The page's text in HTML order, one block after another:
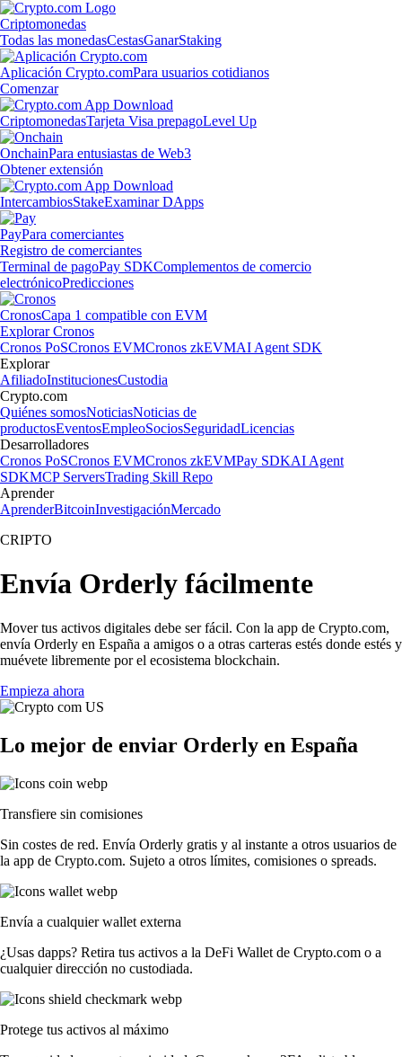
Criptomonedas
Todas las monedasCestasGanarStaking
Aplicación Crypto.comPara usuarios cotidianos
Comenzar
CriptomonedasTarjeta Visa prepagoLevel Up
OnchainPara entusiastas de Web3
Obtener extensión
IntercambiosStakeExaminar DApps
PayPara comerciantes
Registro de comerciantes
Terminal de pagoPay SDKComplementos de comercio
electrónicoPredicciones
CronosCapa 1 compatible con EVM
Explorar Cronos
Cronos PoSCronos EVMCronos zkEVMAI Agent SDK
Explorar
AfiliadoInstitucionesCustodia
Crypto.com
Quiénes somosNoticiasNoticias de
productosEventosEmpleoSociosSeguridadLicencias
Desarrolladores
Cronos PoSCronos EVMCronos zkEVMPay SDKAI Agent
SDKMCP ServersTrading Skill Repo
Aprender
AprenderBitcoinInvestigaciónMercado
CRIPTO
Envía Orderly fácilmente
Mover tus activos digitales debe ser fácil. Con la app de Crypto.com,
envía Orderly en España a amigos o a otras carteras estés donde estés y
muévete libremente por el ecosistema blockchain.
Empieza ahora
Lo mejor de enviar Orderly en España
Transfiere sin comisiones
Sin costes de red. Envía Orderly gratis y al instante a otros usuarios de
la app de Crypto.com. Sujeto a otros límites, comisiones o spreads.
Envía a cualquier wallet externa
¿Usas dapps? Retira tus activos a la DeFi Wallet de Crypto.com o a
cualquier dirección no custodiada.
Protege tus activos al máximo